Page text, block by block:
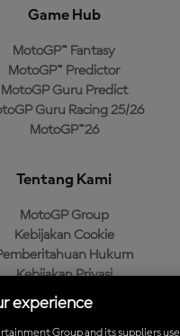
Game Hub
MotoGP™ Fantasy
MotoGP™ Predictor
MotoGP Guru Predict
Guru Racing 25/26
MotoGP™26
Tentang Kami
MotoGP Group
Kebijakan Cookie
Hukum
Kebijakan Privasi
Kebijakan Pembelian
experience
Group and its suppliers use